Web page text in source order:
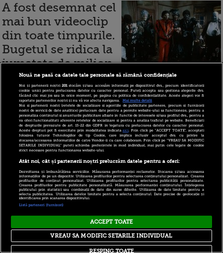
A fost desemnat cel
mai bun videoclip
din toate timpurile.
Bugetul se ridica la
jumatate de milion
de dolari
1 - 1 (din 1)
Copyright © 2026 PRO TV S.R.L |
Politica Confidentialitate| RSS
Nouă ne pasă ca datele tale personale să rămână confidențiale
Noi și partenerii noștri201stocăm și/sau accesăm informații pe dispozitivul dvs., precum identificatorii
cookie unici pentru prelucrarea datelor cu caracter personal. Puteți accepta sau gestiona alegerile dvs.
făcând clic mai jos sau în orice moment, pe pagina cu politica de confidențialitate. Aceste alegeri vor fi
raportate partenerilor noștri și nu vă vor afecta navigarea.
Mai multe detalii
Noi si partenerii nostri (retelele de socializare si agentiile de publicitate partenere, precum si furnizorii
nostri de servicii de date analitice) prelucram date pentru a permite website-ului sa functioneze, pentru a
personaliza continutul si anunturile publicitare afisate in functie de interesele si/sau profilul dvs., pentru a
va oferi functionalitati aferente retelelor de socializare si pentru a analiza traficul pe website. Beneficiati
de drepturile prevazute de art. 15-22 din GDPR in legatura cu prelucrarea datelor cu caracter personal.
Aceste drepturi pot fi exercitate prin modalitatea indicataaici. Prin click pe “ACCEPT TOATE”, acceptati
folosirea tuturor Tehnologiilor de tip Cookie, care implica inclusiv acceptul dvs. cu privire la
stocarea/accesarea informatiilor de catre Vendor-ii cu care colaboram. Prin click pe “VREAU SA MODIFIC
SETARILE INDIVIDUAL” puteti schimba preferintele in mod individual, mai putin cele legate de cookie
strict necesare pentru functionarea website-ului.
Atât noi, cât și partenerii noștri prelucrăm datele pentru a oferi:
Dezvoltarea și îmbunătățirea serviciilor. Măsurarea performanței reclamelor. Stocarea și/sau accesarea
informațiilor de pe un dispozitiv. Utilizarea profilurilor pentru selectarea conținutului personalizat. Crearea
profilurilor de conținut personalizat. Utilizarea profilurilor pentru selectarea publicității personalizate.
Crearea profilurilor pentru publicitate personalizată. Măsurarea performanței conținutului. Înțelegerea
publicului prin statistici sau combinații de date din surse diferite. Utilizarea de date limitate pentru a
selecta publicitatea. Utilizarea datelor limitate pentru a selecta conținutul. Date precise de geolocație și
identificarea prin scanarea dispozitivului.
Listă parteneri (furnizori)
ACCEPT TOATE
RESPING TOATE
VREAU SA MODIFIC SETARILE INDIVIDUAL